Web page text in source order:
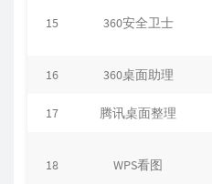
15 360安全卫士
16 360桌面助理
17 腾讯桌面整理
18 WPS看图